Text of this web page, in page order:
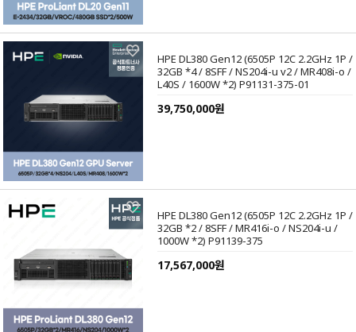
HPE DL380 Gen12 (6505P 12C 2.2GHz 1P /
32GB *4 / 8SFF / NS204i-u v2 / MR408i-o /
L40S / 1600W *2) P91131-375-01
39,750,000원
HPE DL380 Gen12 (6505P 12C 2.2GHz 1P /
32GB *2 / 8SFF / MR416i-o / NS204i-u /
1000W *2) P91139-375
17,567,000원